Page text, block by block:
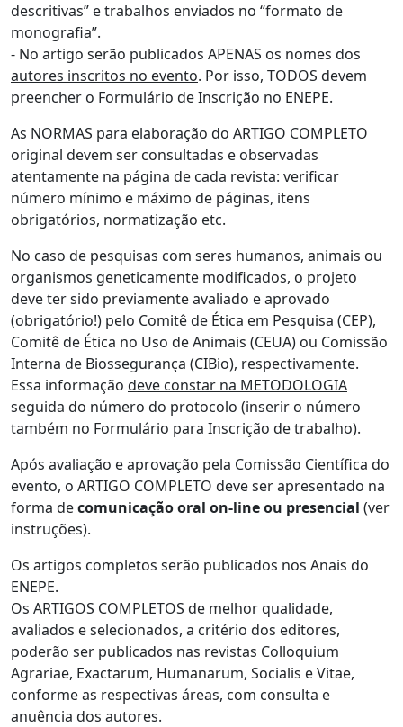
descritivas” e trabalhos enviados no “formato de
monografia”.
- No artigo serão publicados APENAS os nomes dos
autores inscritos no evento. Por isso, TODOS devem
preencher o Formulário de Inscrição no ENEPE.
As NORMAS para elaboração do ARTIGO COMPLETO
original devem ser consultadas e observadas
atentamente na página de cada revista: verificar
número mínimo e máximo de páginas, itens
obrigatórios, normatização etc.
No caso de pesquisas com seres humanos, animais ou
organismos geneticamente modificados, o projeto
deve ter sido previamente avaliado e aprovado
(obrigatório!) pelo Comitê de Ética em Pesquisa (CEP),
Comitê de Ética no Uso de Animais (CEUA) ou Comissão
Interna de Biossegurança (CIBio), respectivamente.
Essa informação deve constar na METODOLOGIA
seguida do número do protocolo (inserir o número
também no Formulário para Inscrição de trabalho).
Após avaliação e aprovação pela Comissão Científica do
evento, o ARTIGO COMPLETO deve ser apresentado na
forma decomunicação oral on-line ou presencial (ver
instruções).
Os artigos completos serão publicados nos Anais do
ENEPE.
Os ARTIGOS COMPLETOS de melhor qualidade,
avaliados e selecionados, a critério dos editores,
poderão ser publicados nas revistas Colloquium
Agrariae, Exactarum, Humanarum, Socialis e Vitae,
conforme as respectivas áreas, com consulta e
anuência dos autores.